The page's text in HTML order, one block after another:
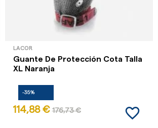
LACOR
Guante De Protección Cota Talla
XL Naranja
-35%
114,88 € 176,73 € favorite_border